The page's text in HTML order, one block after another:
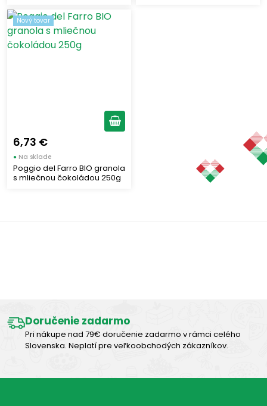
Delikatesy
Vymazať filtre
Zobraziť všetko (3)
Nový tovar
6,73 €
● Na sklade
Poggio del Farro BIO granola
s mliečnou čokoládou 250g
Doručenie zadarmo
Pri nákupe nad 79€ doručenie zadarmo v rámci celého
Slovenska. Neplatí pre veľkoobchodých zákazníkov.